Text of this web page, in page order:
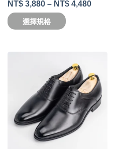
NT$ 3,880 – NT$ 4,480
選擇規格